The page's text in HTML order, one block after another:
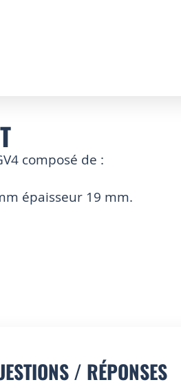
composé de :
épaisseur 19 mm.
/ RÉPONSES